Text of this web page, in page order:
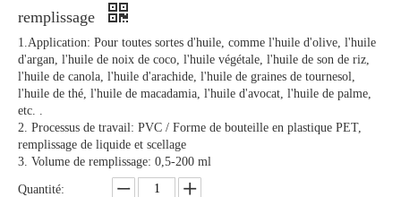
remplissage
1.Application: Pour toutes sortes d'huile, comme l'huile d'olive, l'huile
d'argan, l'huile de noix de coco, l'huile végétale, l'huile de son de riz,
l'huile de canola, l'huile d'arachide, l'huile de graines de tournesol,
l'huile de thé, l'huile de macadamia, l'huile d'avocat, l'huile de palme,
etc. .
2. Processus de travail: PVC / Forme de bouteille en plastique PET,
remplissage de liquide et scellage
3. Volume de remplissage: 0,5-200 ml
Quantité: